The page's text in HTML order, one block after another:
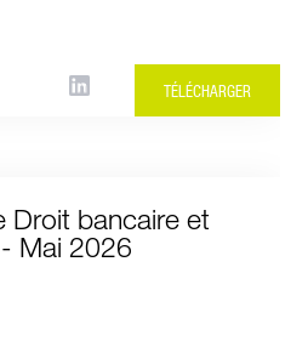
TÉLÉCHARGER
Droit bancaire et
Mai 2026